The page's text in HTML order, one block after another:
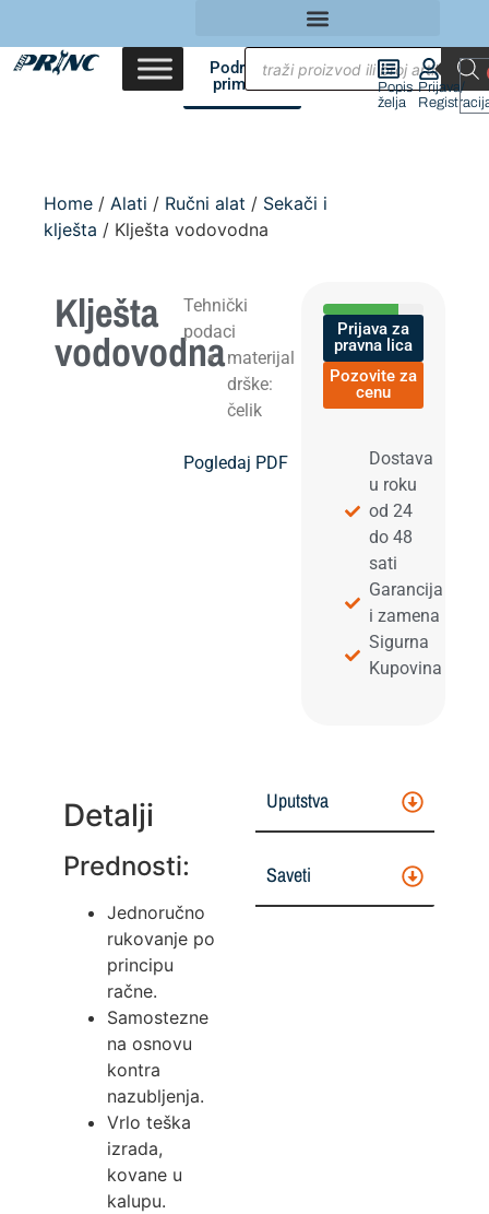
Područja
primene
Popis
želja
Prijava/
Home / Alati / Ručni alat / Sekači i
klješta / Klješta vodovodna
Klješta
vodovodna
Tehnički
podaci
materijal
drške:
čelik
Pogledaj PDF
Prijava za
pravna lica
Pozovite za
cenu
Dostava
u roku
od 24
do 48
sati
Garancija
i zamena
Sigurna
Kupovina
Detalji
Prednosti:
Jednoručno
rukovanje po
principu
račne.
Samostezne
na osnovu
kontra
nazubljenja.
Vrlo teška
izrada,
kovane u
kalupu.
Uputstva
Saveti